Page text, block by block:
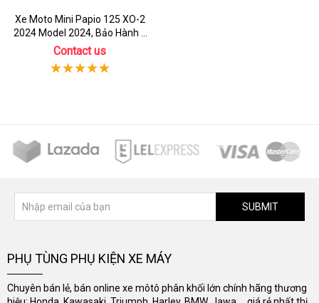
Xe Moto Mini Papio 125 XO-2
2024 Model 2024, Bảo Hành 3
Năm
Contact us
SUBMIT
PHỤ TÙNG PHỤ KIỆN XE MÁY
Chuyên bán lẻ, bán online xe môtô phân khối lớn chính hãng thương